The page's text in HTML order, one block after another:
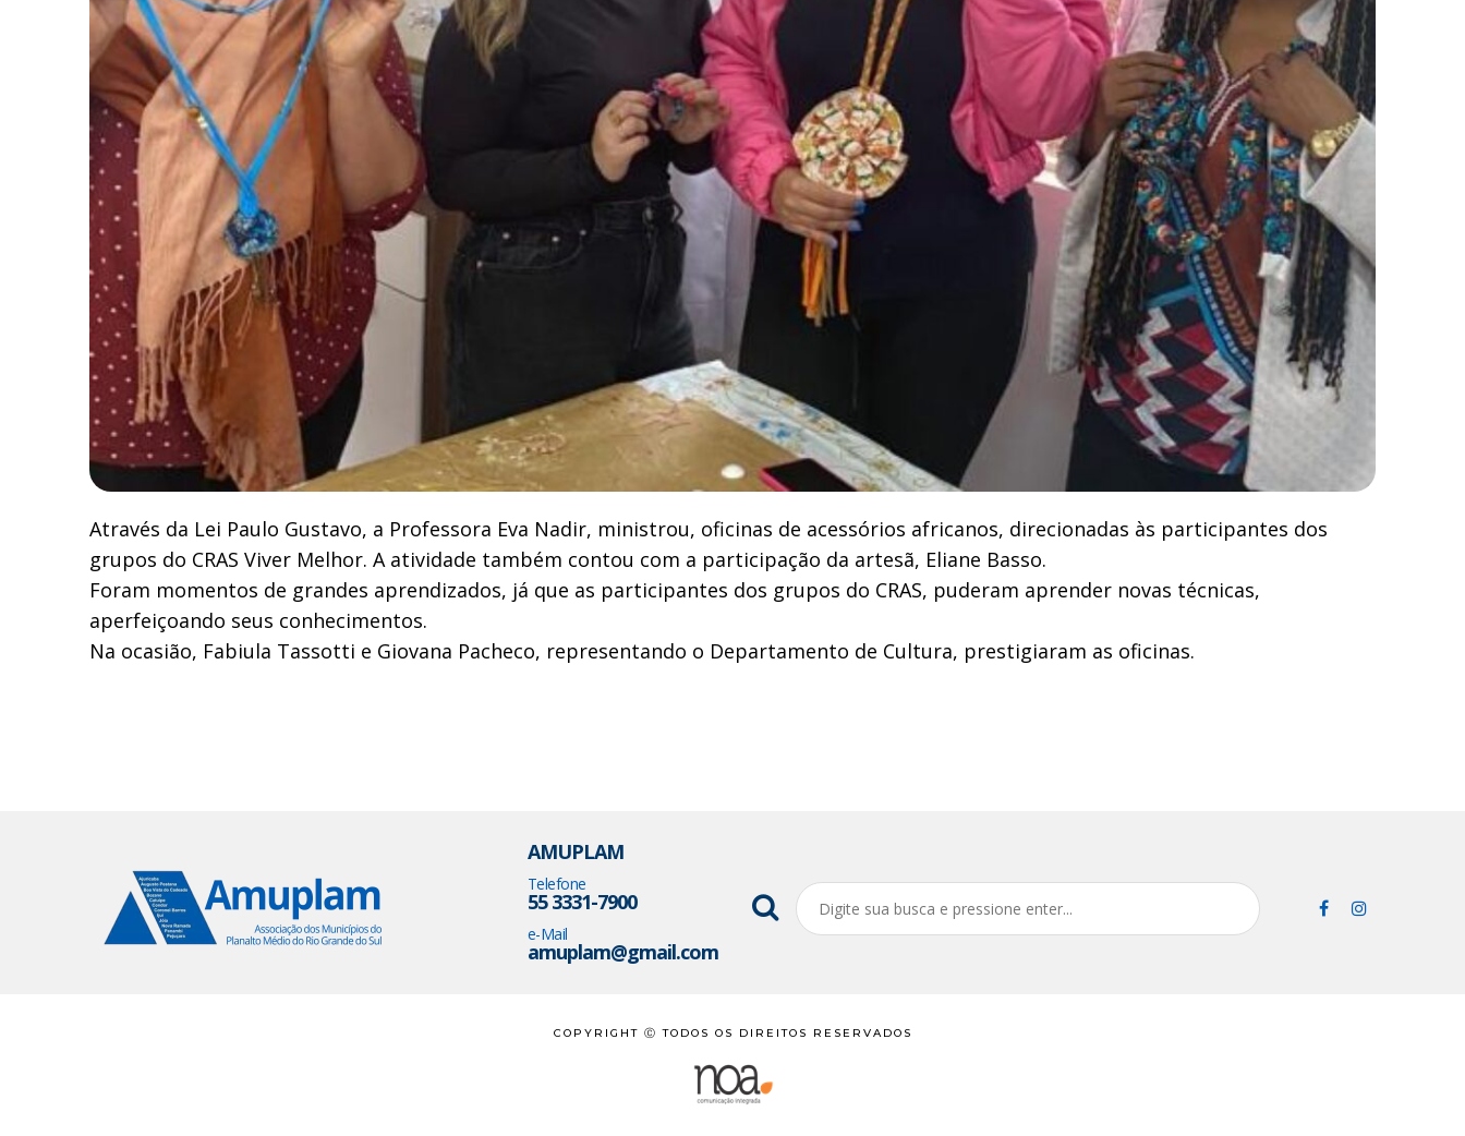
Através da Lei Paulo Gustavo, a Professora Eva Nadir, ministrou, oficinas de acessórios africanos, direcionadas às participantes dos
grupos do CRAS Viver Melhor. A atividade também contou com a participação da artesã, Eliane Basso.
Foram momentos de grandes aprendizados, já que as participantes dos grupos do CRAS, puderam aprender novas técnicas,
aperfeiçoando seus conhecimentos.
Na ocasião, Fabiula Tassotti e Giovana Pacheco, representando o Departamento de Cultura, prestigiaram as oficinas.
AMUPLAM
Telefone
55 3331-7900
e-Mail
amuplam@gmail.com
COPYRIGHT Ⓒ TODOS OS DIREITOS RESERVADOS